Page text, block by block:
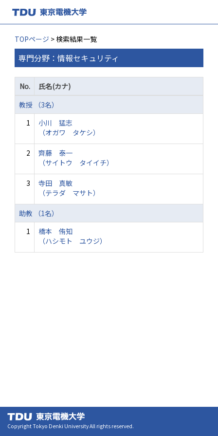
TOPページ > 検索結果一覧
専門分野：情報セキュリティ
No.
氏名(カナ)
教授 （3名）
1
小川 猛志
（オガワ タケシ）
2
齊藤 泰一
（サイトウ タイイチ）
3
寺田 真敏
（テラダ マサト）
助教 （1名）
1
橋本 侑知
（ハシモト ユウジ）
Copyright Tokyo Denki University All rights reserved.